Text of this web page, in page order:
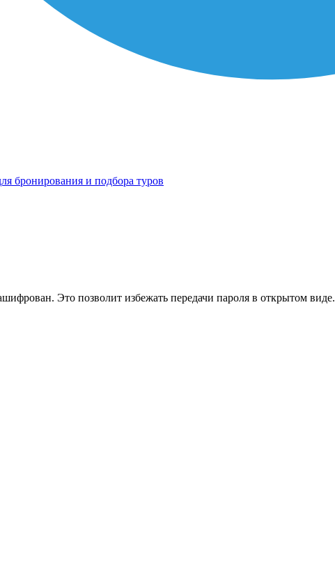
бронирования и подбора туров
Это позволит избежать передачи пароля в открытом виде.